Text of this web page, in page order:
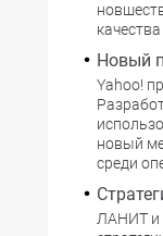
Новый
Yahoo!
новый
среди
ЛАНИТ и